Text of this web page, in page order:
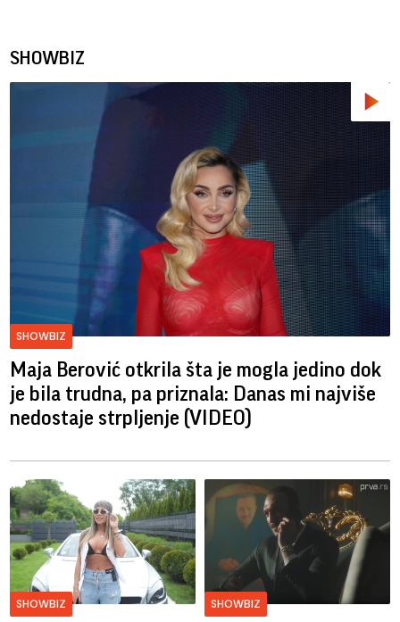
SHOWBIZ
SHOWBIZ
Maja Berović otkrila šta je mogla jedino dok
je bila trudna, pa priznala: Danas mi najviše
nedostaje strpljenje (VIDEO)
SHOWBIZ SHOWBIZ